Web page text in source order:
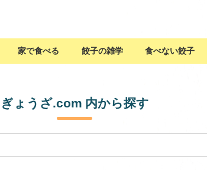
家で食べる 餃子の雑学 食べない餃子
ぎょうざ.com 内から探す